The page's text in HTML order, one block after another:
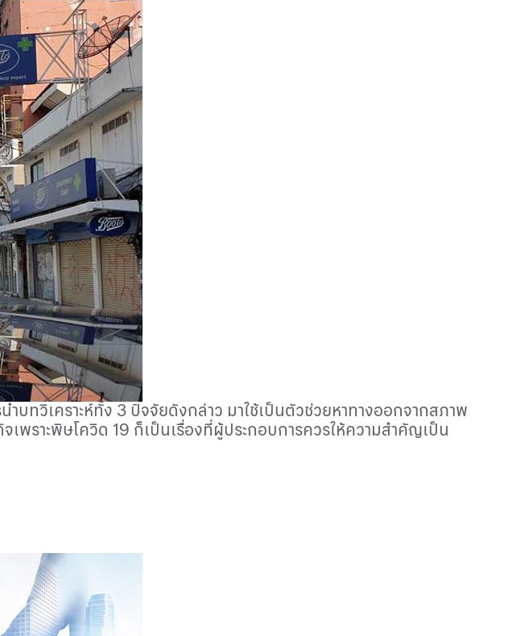
บทวิเคราะห์ทั้ง 3 ปัจจัยดังกล่าว มาใช้เป็นตัวช่วยหาทางออกจากสภาพ
พราะพิษโควิด 19 ก็เป็นเรื่องที่ผู้ประกอบการควรให้ความสำคัญเป็น